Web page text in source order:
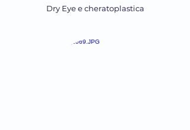
Dry Eye e cheratoplastica